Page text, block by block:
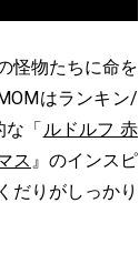
怪物たちに命を
はランキン/
な「ルドルフ 赤
ス 』のインスピ
だりがしっかり